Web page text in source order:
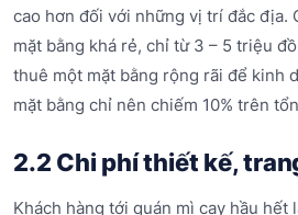
cao hơn đối với những vị trí đắc địa.
mặt bằng khá rẻ, chỉ từ 3 – 5 triệu
thuê một mặt bằng rộng rãi để kinh
mặt bằng chỉ nên chiếm 10% trên
2.2 Chi phí thiết kế,
Khách hàng tới quán mì cay hầu hết